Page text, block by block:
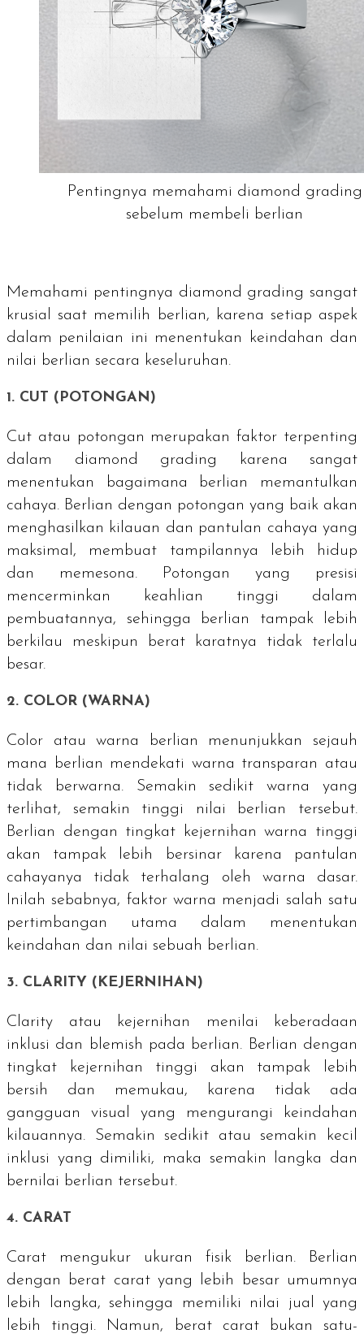
Pentingnya memahami diamond grading
sebelum membeli berlian
Memahami pentingnya diamond grading sangat
krusial saat memilih berlian, karena setiap aspek
dalam penilaian ini menentukan keindahan dan
nilai berlian secara keseluruhan.
1. CUT (POTONGAN)
Cut atau potongan merupakan faktor terpenting
dalam diamond grading karena sangat
menentukan bagaimana berlian memantulkan
cahaya. Berlian dengan potongan yang baik akan
menghasilkan kilauan dan pantulan cahaya yang
maksimal, membuat tampilannya lebih hidup
dan memesona. Potongan yang presisi
mencerminkan keahlian tinggi dalam
pembuatannya, sehingga berlian tampak lebih
berkilau meskipun berat karatnya tidak terlalu
besar.
2. COLOR (WARNA)
Color atau warna berlian menunjukkan sejauh
mana berlian mendekati warna transparan atau
tidak berwarna. Semakin sedikit warna yang
terlihat, semakin tinggi nilai berlian tersebut.
Berlian dengan tingkat kejernihan warna tinggi
akan tampak lebih bersinar karena pantulan
cahayanya tidak terhalang oleh warna dasar.
Inilah sebabnya, faktor warna menjadi salah satu
pertimbangan utama dalam menentukan
keindahan dan nilai sebuah berlian.
3. CLARITY (KEJERNIHAN)
Clarity atau kejernihan menilai keberadaan
inklusi dan blemish pada berlian. Berlian dengan
tingkat kejernihan tinggi akan tampak lebih
bersih dan memukau, karena tidak ada
gangguan visual yang mengurangi keindahan
kilauannya. Semakin sedikit atau semakin kecil
inklusi yang dimiliki, maka semakin langka dan
bernilai berlian tersebut.
4. CARAT
Carat mengukur ukuran fisik berlian. Berlian
dengan berat caratyang lebih besar umumnya
lebih langka, sehingga memiliki nilai jual yang
lebih tinggi. Namun, berat carat
bukan satu-